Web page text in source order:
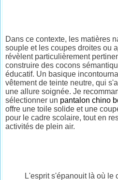
Dans ce contexte, les matières
souple et les coupes droites ou
révèlent particulièrement
construire des cocons
éducatif. Un basique
vêtement de teinte neutre, qui
une allure soignée. Je
sélectionner un pantalon chino
offre une toile solide et une
pour le cadre scolaire, tout en
activités de plein air.
L'esprit s'épanouit là où le